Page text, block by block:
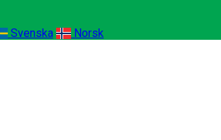
Svenska Norsk